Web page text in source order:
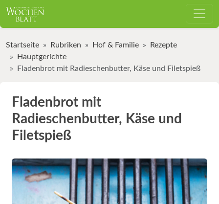
Startseite Rubriken Hof & Familie
Rezepte
Hauptgerichte
Fladenbrot mit Radieschenbutter, Käse und Filetspieß
Fladenbrot mit
Radieschenbutter, Käse und
Filetspieß